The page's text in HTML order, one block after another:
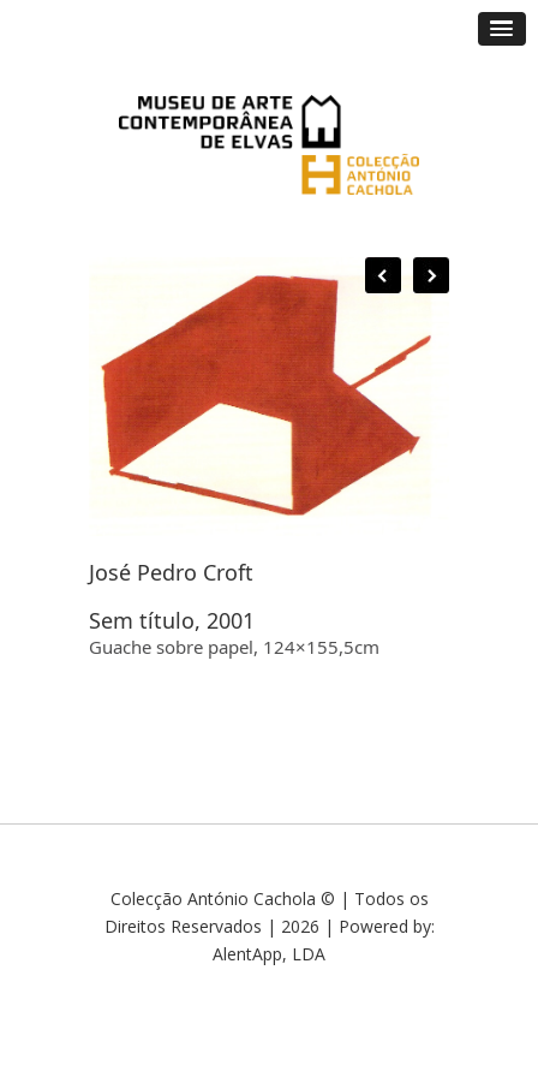
José Pedro Croft
Sem título, 2001
Guache sobre papel, 124×155,5cm
Colecção António Cachola © | Todos os
Direitos Reservados | 2026 | Powered by:
AlentApp, LDA